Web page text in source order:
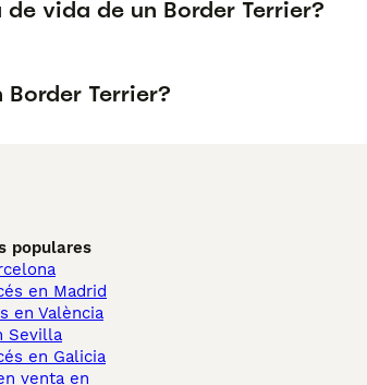
vida de un Border Terrier?
Terrier?
populares
en Madrid
en València
Sevilla
en Galicia
venta en